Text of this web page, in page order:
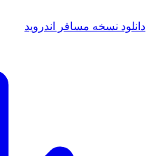
نسخه مسافر اندروید